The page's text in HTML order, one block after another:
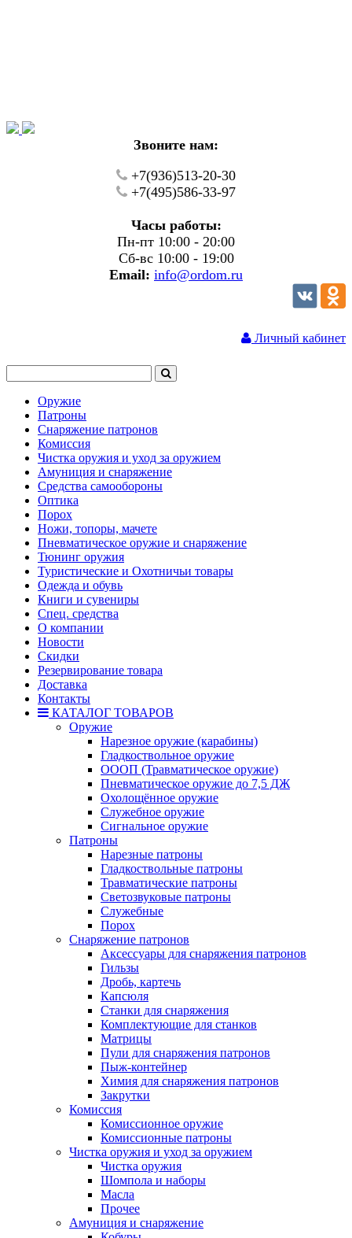
Звоните нам:
+7(936)513-20-30
+7(495)586-33-97
Часы работы:
Пн-пт 10:00 - 20:00
Сб-вс 10:00 - 19:00
Email: info@ordom.ru
Личный кабинет
Оружие
Патроны
Снаряжение патронов
Комиссия
Чистка оружия и уход за оружием
Амуниция и снаряжение
Средства самообороны
Оптика
Порох
Ножи, топоры, мачете
Пневматическое оружие и снаряжение
Тюнинг оружия
Туристические и Охотничьи товары
Одежда и обувь
Книги и сувениры
Спец. средства
О компании
Новости
Скидки
Резервирование товара
Доставка
Контакты
КАТАЛОГ ТОВАРОВ
Оружие
Нарезное оружие (карабины)
Гладкоствольное оружие
ОООП (Травматическое оружие)
Пневматическое оружие до 7,5 ДЖ
Охолощённое оружие
Служебное оружие
Сигнальное оружие
Патроны
Нарезные патроны
Гладкоствольные патроны
Травматические патроны
Светозвуковые патроны
Служебные
Порох
Снаряжение патронов
Аксессуары для снаряжения патронов
Гильзы
Дробь, картечь
Капсюля
Станки для снаряжения
Комплектующие для станков
Матрицы
Пули для снаряжения патронов
Пыж-контейнер
Химия для снаряжения патронов
Закрутки
Комиссия
Комиссионное оружие
Комиссионные патроны
Чистка оружия и уход за оружием
Чистка оружия
Шомпола и наборы
Масла
Прочее
Амуниция и снаряжение